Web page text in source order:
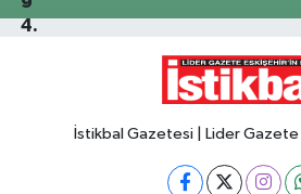
İstikbal Gazetesi | Lider Gazete